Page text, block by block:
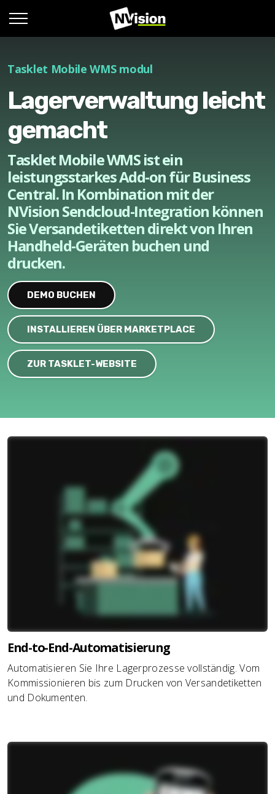
Tasklet Mobile WMS modul
Lagerverwaltung leicht
gemacht
Tasklet Mobile WMS ist ein
leistungsstarkes Add-on für Business
Central. In Kombination mit der
NVision Sendcloud-Integration können
Sie Versandetiketten direkt von Ihren
Handheld-Geräten buchen und
drucken.
DEMO BUCHEN
INSTALLIEREN ÜBER MARKETPLACE
ZUR TASKLET-WEBSITE
End-to-End-Automatisierung
Automatisieren Sie Ihre Lagerprozesse vollständig. Vom
Kommissionieren bis zum Drucken von Versandetiketten
und Dokumenten.